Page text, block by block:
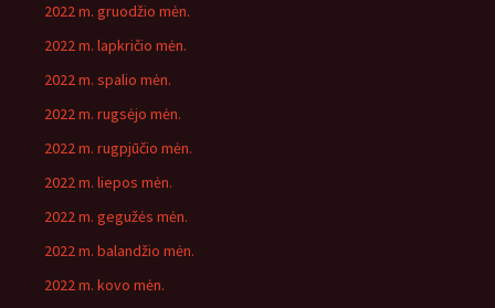
2022 m. gruodžio mėn.
2022 m. lapkričio mėn.
2022 m. spalio mėn.
2022 m. rugsėjo mėn.
2022 m. rugpjūčio mėn.
2022 m. liepos mėn.
2022 m. gegužės mėn.
2022 m. balandžio mėn.
2022 m. kovo mėn.